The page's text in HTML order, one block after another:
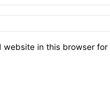
website in this browser